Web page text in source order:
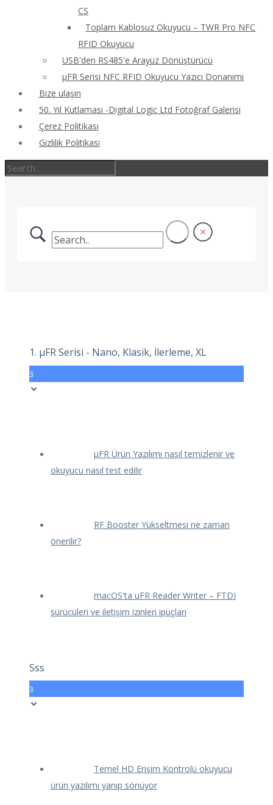
CS
Toplam Kablosuz Okuyucu – TWR Pro NFC
RFID Okuyucu
USB'den RS485'e Arayüz Dönüştürücü
μFR Serisi NFC RFID Okuyucu Yazıcı Donanımı
Bize ulaşın
50. Yıl Kutlaması -Digital Logic Ltd Fotoğraf Galerisi
Çerez Politikası
Gizlilik Politikası
1. μFR Serisi - Nano, Klasik, İlerleme, XL
3
μFR Ürün Yazılımı nasıl temizlenir ve
okuyucu nasıl test edilir
RF Booster Yükseltmesi ne zaman
önerilir?
macOS'ta uFR Reader Writer – FTDI
sürücüleri ve iletişim izinleri ipuçları
Sss
3
Temel HD Erişim Kontrolü okuyucu
ürün yazılımı yanıp sönüyor